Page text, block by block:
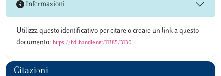
Informazioni
Utilizza questo identificativo per citare o creare un link a questo
documento: https://hdl.handle.net/11385/3130
Citazioni